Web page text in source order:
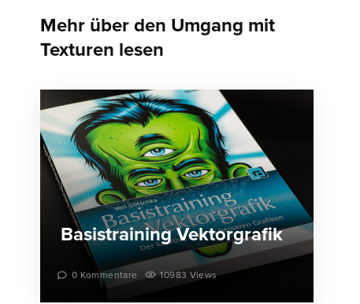
Mehr über den Umgang mit
Texturen lesen
Basistraining Vektorgrafik
0 Kommentare 10983 Views